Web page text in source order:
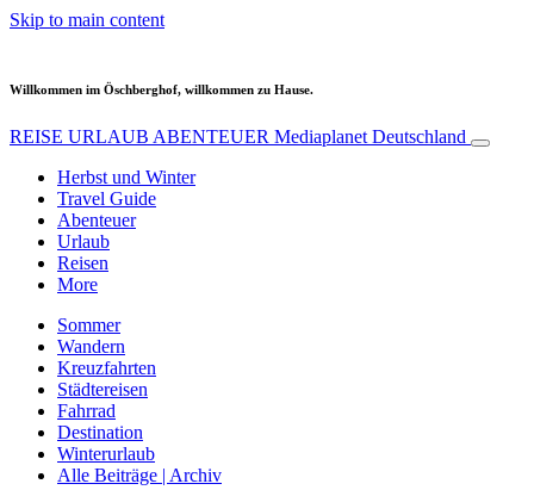
Skip to main content
Willkommen im Öschberghof, willkommen zu Hause.
REISE URLAUB ABENTEUER Mediaplanet Deutschland
Herbst und Winter
Travel Guide
Abenteuer
Urlaub
Reisen
More
Sommer
Wandern
Kreuzfahrten
Städtereisen
Fahrrad
Destination
Winterurlaub
Alle Beiträge | Archiv